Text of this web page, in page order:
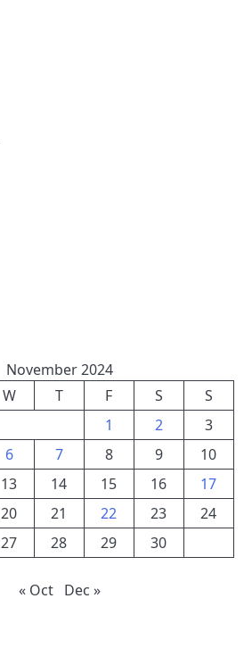
November 2024
W T F S
S
1
2
3
6 7 8 9
10
13 14 15 16
17
20 21 22 23
24
27 28 29 30
« Oct Dec »